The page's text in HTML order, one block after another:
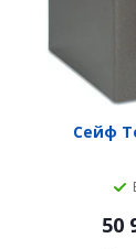
Сейф
50